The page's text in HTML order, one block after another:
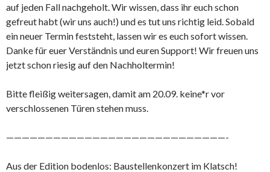
auf jeden Fall nachgeholt. Wir wissen, dass ihr euch schon
gefreut habt (wir uns auch!) und es tut uns richtig leid. Sobald
ein neuer Termin feststeht, lassen wir es euch sofort wissen.
Danke für euer Verständnis und euren Support! Wir freuen uns
jetzt schon riesig auf den Nachholtermin!
Bitte fleißig weitersagen, damit am 20.09. keine*r vor
verschlossenen Türen stehen muss.
————————————————————————————-
Aus der Edition bodenlos: Baustellenkonzert im Klatsch!